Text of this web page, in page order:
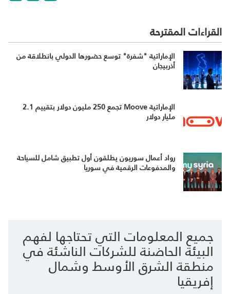
القراءات المقترحة
الإماراتية "شفرة" توسع حضورها الدولي بانطلاقة من
أذربيجان
الإماراتية Moove تجمع 250 مليون دولار بتقييم 2.1
مليار دولار
رواد أعمال سوريون يطلقون أول تطبيق شامل للسياحة
والمدفوعات الرقمية في سوريا
جميع المعلومات التي تحتاجها لفهم
البيئة الحاضنة للشركات الناشئة في
منطقة الشرق الأوسط وشمال
إفريقيا